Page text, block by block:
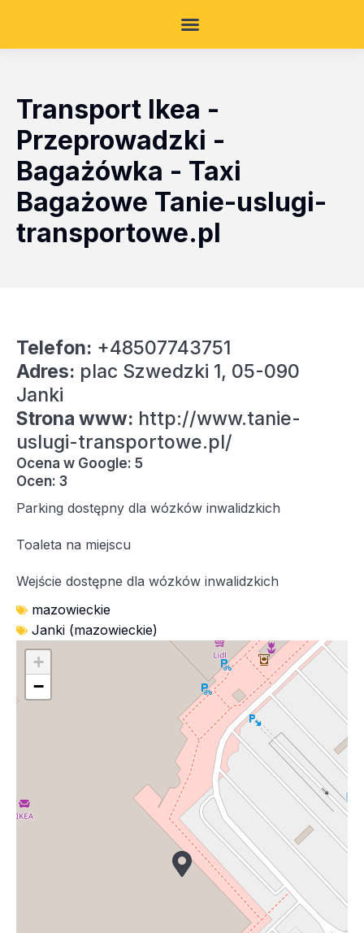
Transport Ikea -
Przeprowadzki -
Bagażówka - Taxi
Bagażowe Tanie-uslugi-
transportowe.pl
Telefon: +48507743751
Adres: plac Szwedzki 1, 05-090
Janki
Strona www: http://www.tanie-
uslugi-transportowe.pl/
Ocena w Google: 5
Ocen: 3
Parking dostępny dla wózków inwalidzkich
Toaleta na miejscu
Wejście dostępne dla wózków inwalidzkich
mazowieckie
Janki (mazowieckie)
+
−